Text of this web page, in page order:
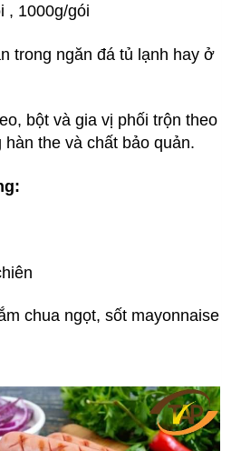
, 1000g/gói
trong ngăn đá tủ lạnh hay ở
bột và gia vị phối trộn theo
the và chất bảo quản.
chua ngọt, sốt mayonnaise